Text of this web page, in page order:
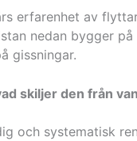
erfarenhet av
nedan bygger
gissningar.
skiljer den från
och systematisk